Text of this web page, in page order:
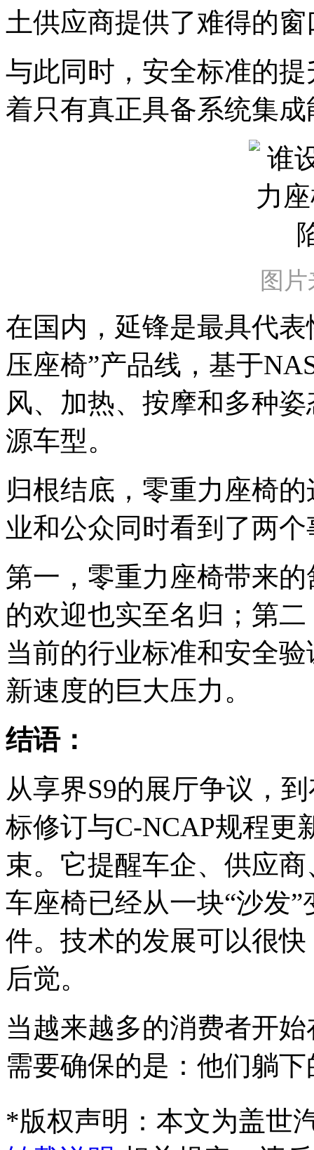
土供应商提供了难得的
与此同时，安全标准的
着只有真正具备系统集
图
在国内，延锋是最具代
压座椅”产品线，基于
风、加热、按摩和多种
源车型。
归根结底，零重力座椅
业和公众同时看到了两个
第一，零重力座椅带来
的欢迎也实至名归；第
当前的行业标准和安全
新速度的巨大压力。
结语：
从享界S9的展厅争议，
标修订与C-NCAP规程更
束。它提醒车企、供应
车座椅已经从一块“沙发
件。技术的发展可以很
后觉。
当越来越多的消费者开
需要确保的是：他们躺
*版权声明：本文为盖世